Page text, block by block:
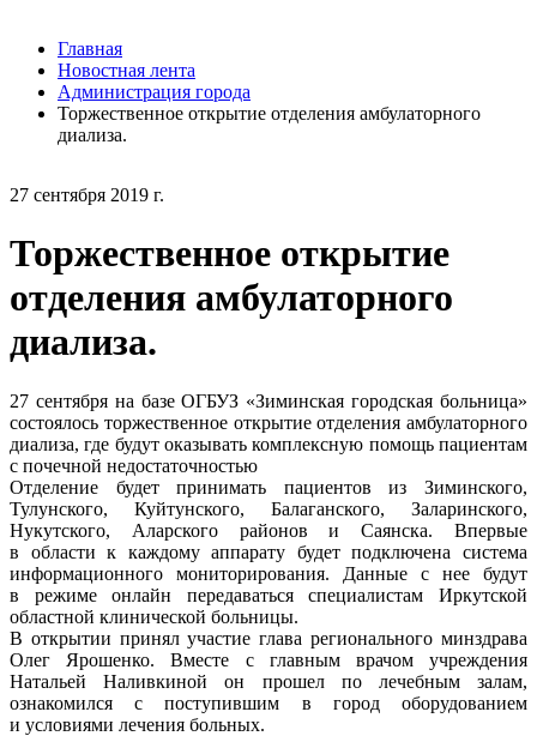
27 сентября 2019 г.
Торжественное открытие
отделения амбулаторного
диализа.
27 сентября на базе ОГБУЗ «Зиминская городская больница»
состоялось торжественное открытие отделения амбулаторного
диализа, где будут оказывать комплексную помощь пациентам
с почечной недостаточностью
Отделение будет принимать пациентов из Зиминского,
Тулунского, Куйтунского, Балаганского, Заларинского,
Нукутского, Аларского районов и Саянска. Впервые
в области к каждому аппарату будет подключена система
информационного мониторирования. Данные с нее будут
в режиме онлайн передаваться специалистам Иркутской
областной клинической больницы.
В открытии принял участие глава регионального минздрава
Олег Ярошенко. Вместе с главным врачом учреждения
Натальей Наливкиной он прошел по лечебным залам,
ознакомился с поступившим в город оборудованием
и условиями лечения больных.
Главная
Новостная лента
Администрация города
Торжественное открытие отделения амбулаторного
диализа.